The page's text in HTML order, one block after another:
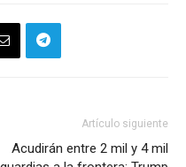
Artículo siguiente
Acudirán entre 2 mil y 4 mil